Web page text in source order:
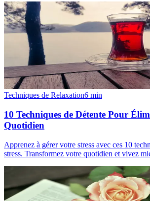
Techniques de Relaxation6 min
10 Techniques de Détente Pour
Quotidien
Apprenez à gérer votre stress avec ces 10
stress. Transformez votre quotidien et vivez